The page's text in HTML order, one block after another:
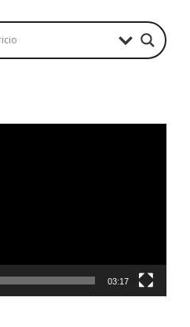
03:17